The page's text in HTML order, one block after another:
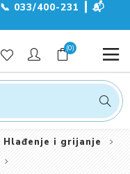
📞 033/400-231
📬
(0)
Hlađenje i grijanje